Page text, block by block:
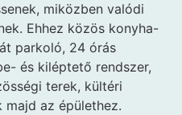
miközben valódi
Ehhez közös konyha-
parkoló, 24 órás
és kiléptető rendszer,
terek, kültéri
az épülethez.